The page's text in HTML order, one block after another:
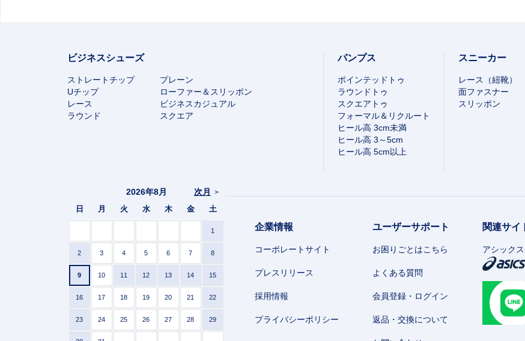
ビジネスシューズ
ストレートチップ
プレーン
Uチップ
ローファー＆スリッポン
レース
ビジネスカジュアル
ラウンド
スクエア
パンプス
ポインテッドトゥ
ラウンドトゥ
スクエアトゥ
フォーマル＆リクルート
ヒール高 3cm未満
ヒール高 3～5cm
ヒール高 5cm以上
スニーカー
レース（紐靴）
面ファスナー
スリッポン
次月 >
2026年8月
日 月 火 水 木 金 土
1
2 3 4 5 6 7 8
9 10 11 12 13 14 15
16 17 18 19 20 21 22
23 24 25 26 27 28 29
企業情報
コーポレートサイト
プレスリリース
採用情報
プライバシーポリシー
ユーザーサポート
お困りごとはこちら
よくある質問
会員登録・ログイン
返品・交換について
関連サイ
アシック